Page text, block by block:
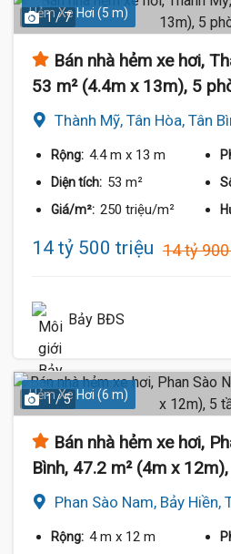
Hẻm Xe Hơi (5 m)
1 / 7
Bán nhà hẻm xe hơi,
53 m² (4.4m x 13m), 5
Thành Mỹ, Tân Hòa, Tân
Rộng: 4.4 m x 13 m
Diện tích: 53 m²
Giá/m²: 250 triệu/m²
14 tỷ 500 triệu 14 tỷ
Bảy BĐS
Hẻm Xe Hơi (6 m)
1 / 5
Bán nhà hẻm xe hơi,
Bình, 47.2 m² (4m x
Phan Sào Nam, Bảy Hiền,
Rộng: 4 m x 12 m